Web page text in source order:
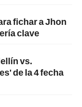
fichar a Jhon
clave
vs.
de la 4 fecha